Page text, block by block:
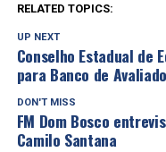
RELATED TOPICS:
UP NEXT
Conselho Estadual de
para Banco de
DON'T MISS
FM Dom Bosco
Camilo Santana